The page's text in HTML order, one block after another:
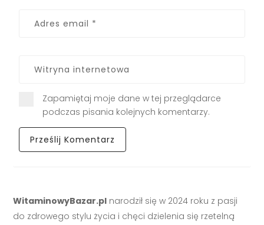
Zapamiętaj moje dane w tej przeglądarce
podczas pisania kolejnych komentarzy.
WitaminowyBazar.pl narodził się w 2024 roku z pasji
do zdrowego stylu życia i chęci dzielenia się rzetelną